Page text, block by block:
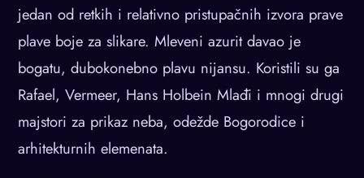
jedan od retkih i relativno pristupačnih izvora prave
plave boje za slikare. Mleveni azurit davao je
bogatu, dubokonebno plavu nijansu. Koristili su ga
Rafael, Vermeer, Hans Holbein Mlađi i mnogi drugi
majstori za prikaz neba, odežde Bogorodice i
arhitekturnih elemenata.